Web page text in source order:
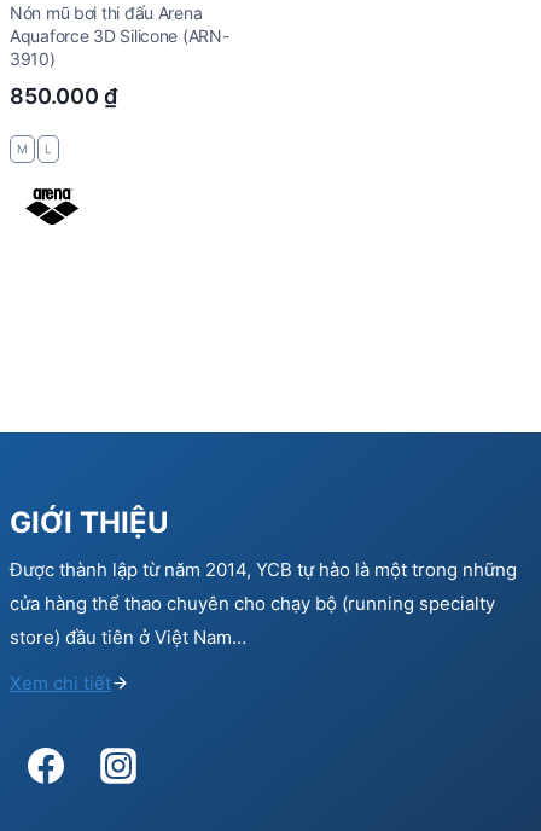
Nón mũ bơi thi đấu Arena
Aquaforce 3D Silicone (ARN-
3910)
850.000 ₫
M L
GIỚI THIỆU
Được thành lập từ năm 2014, YCB tự hào là một trong những
cửa hàng thể thao chuyên cho chạy bộ (running specialty
store) đầu tiên ở Việt Nam…
Xem chi tiết